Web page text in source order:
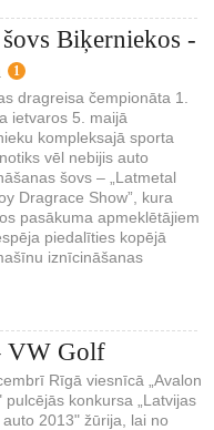
Biķerniekos -
1
dragreisa čempionāta 1.
ietvaros 5. maijā
kompleksajā sporta
vēl nebijis auto
šovs – „Latmetal
Dragrace Show”, kura
pasākuma apmeklētājiem
piedalīties kopējā
iznīcināšanas
VW Golf
Rīgā viesnīcā „Avalon
pulcējās konkursa „Latvijas
2013" žūrija, lai no